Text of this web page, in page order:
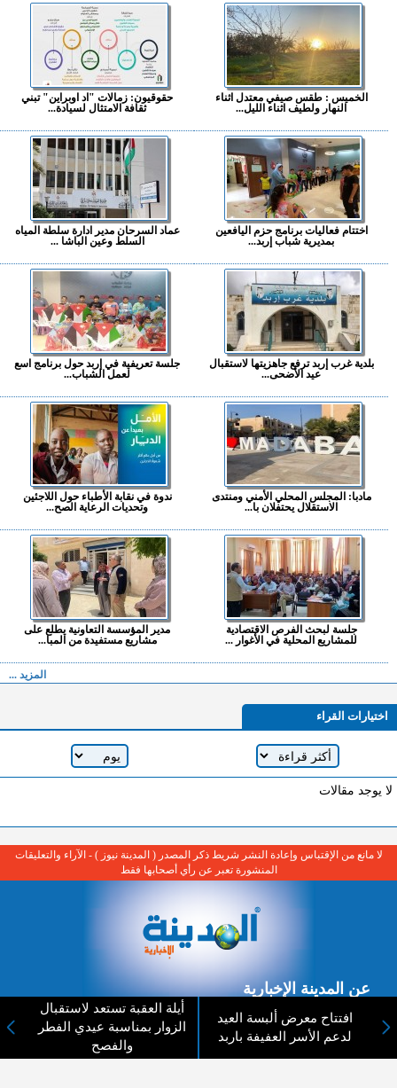
الخميس : طقس صيفي معتدل اثناء
النهار ولطيف اثناء الليل...
حقوقيون: زمالات "اد اوبراين" تبني
ثقافة الامتثال لسيادة...
اختتام فعاليات برنامج حزم اليافعين
بمديرية شباب إربد...
عماد السرحان مدير ادارة سلطة المياه
السلط وعين الباشا ...
بلدية غرب إربد ترفع جاهزيتها لاستقبال
عيد الأضحى...
جلسة تعريفية في إربد حول برنامج اسع
لعمل الشباب...
مادبا: المجلس المحلي الأمني ومنتدى
الاستقلال يحتفلان با...
ندوة في نقابة الأطباء حول اللاجئين
وتحديات الرعاية الصح...
جلسة لبحث الفرص الاقتصادية
للمشاريع المحلية في الأغوار ...
مدير المؤسسة التعاونية يطلع على
مشاريع مستفيدة من المبا...
المزيد ...
اختيارات القراء
لا يوجد مقالات
افتتاح معرض ألبسة العيد
لدعم الأسر العفيفة باربد
أيلة العقبة تستعد لاستقبال
الزوار بمناسبة عيدي الفطر
والفصح
لا مانع من الإقتباس وإعادة النشر شريط ذكر المصدر ( المدينة نيوز ) - الآراء والتعليقات
المنشورة تعبر عن رأي أصحابها فقط
عن المدينة الإخبارية
المدينة الإخبارية صحيفة الكترونية شاملة تابعة لشركة قنوات البث
الاردنية تنقل الاخبار المحلية الأردنية وأخبار فلسطين وأبرز الأخبار
العربية والدولية لحظة حدوثها بمهنية رفيعة ليكون العالم بما يجري